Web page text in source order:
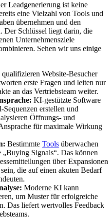
Leadgenerierung ist keine
eine Vielzahl von Tools und
übernehmen und den
Der Schlüssel liegt darin, die
Unternehmensziele
Sehen wir uns einige
qualifizieren Website-Besucher
erste Fragen und leiten nur
an das Vertriebsteam weiter.
KI-gestützte Software
erstellen und
Öffnungs- und
für maximale Wirkung
Bestimmte Tools überwachen
„Buying Signals“. Das können
über Expansionen
die auf einen akuten Bedarf
Moderne KI kann
um Muster für erfolgreiche
Das liefert wertvolles Feedback